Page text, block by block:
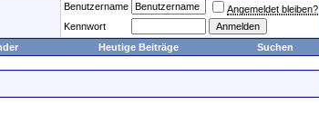
Benutzername
Angemeldet bleiben?
Kennwort
Heutige Beiträge Suchen